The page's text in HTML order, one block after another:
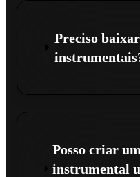
Preciso
Posso criar
instrumental